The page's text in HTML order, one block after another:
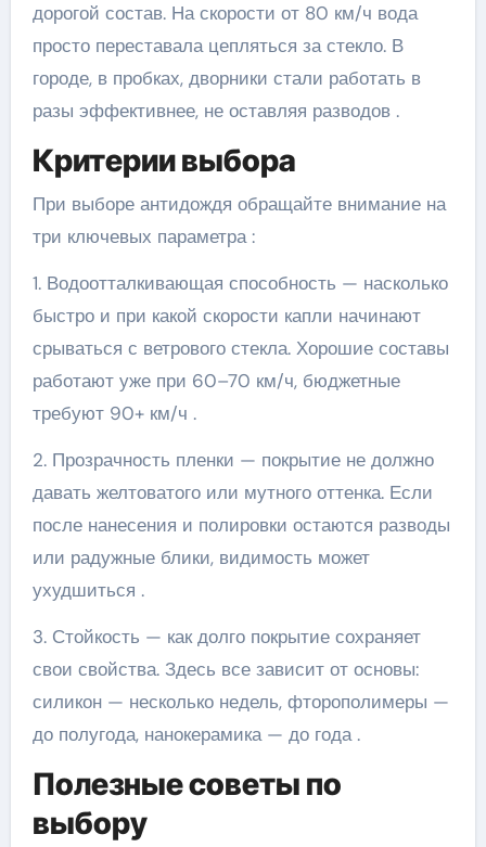
дорогой состав. На скорости от 80 км/ч вода
просто переставала цепляться за стекло. В
городе, в пробках, дворники стали работать в
разы эффективнее, не оставляя разводов .
Критерии выбора
При выборе антидождя обращайте внимание на
три ключевых параметра :
1. Водоотталкивающая способность — насколько
быстро и при какой скорости капли начинают
срываться с ветрового стекла. Хорошие составы
работают уже при 60–70 км/ч, бюджетные
требуют 90+ км/ч .
2. Прозрачность пленки — покрытие не должно
давать желтоватого или мутного оттенка. Если
после нанесения и полировки остаются разводы
или радужные блики, видимость может
ухудшиться .
3. Стойкость — как долго покрытие сохраняет
свои свойства. Здесь все зависит от основы:
силикон — несколько недель, фторополимеры —
до полугода, нанокерамика — до года .
Полезные советы по
выбору